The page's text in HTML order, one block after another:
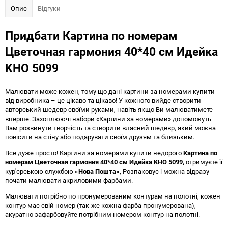
Опис Відгуки
Придбати Картина по номерам
Цветочная гармония 40*40 см Идейка
KHO 5099
Малювати може кожен, тому що дані картини за номерами купити
від виробника – це цікаво та цікаво! У кожного вийде створити
авторський шедевр своїми руками, навіть якщо Ви малюватимете
вперше. Захоплюючі набори «Картини за номерами» допоможуть
Вам розвинути творчість та створити власний шедевр, який можна
повісити на стіну або подарувати своїм друзям та близьким.
Все дуже просто! Картини за номерами купити недорогоКартина по
номерам Цветочная гармония 40*40 см Идейка KHO 5099,отримуєте її
кур'єрською службою «Нова Пошта», Розпаковує і можна відразу
почати малювати акриловими фарбами.
Малювати потрібно по пронумерованим контурам на полотні, кожен
контур має свій номер (так-же кожна фарба пронумерована),
акуратно зафарбовуйте потрібним номером контур на полотні.